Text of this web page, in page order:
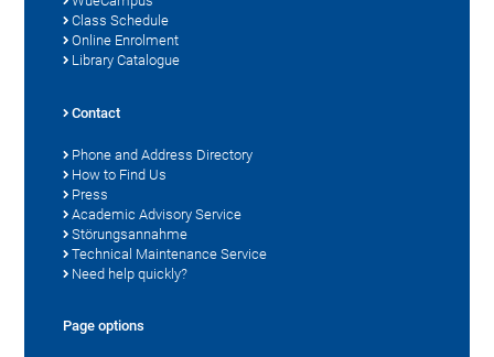
Class Schedule
Online Enrolment
Library Catalogue
Contact
Phone and Address Directory
How to Find Us
Press
Academic Advisory Service
Störungsannahme
Technical Maintenance Service
Need help quickly?
Page options